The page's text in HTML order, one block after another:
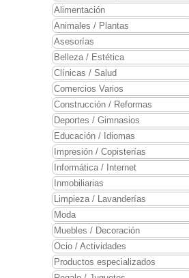
Alimentación
Animales / Plantas
Asesorías
Belleza / Estética
Clínicas / Salud
Comercios Varios
Construcción / Reformas
Deportes / Gimnasios
Educación / Idiomas
Impresión / Copisterías
Informática / Internet
Inmobiliarias
Limpieza / Lavanderías
Moda
Muebles / Decoración
Ocio / Actividades
Productos especializados